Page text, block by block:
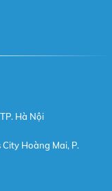
Hà Nội
Hoàng Mai, P.